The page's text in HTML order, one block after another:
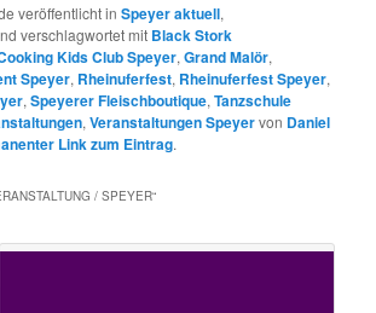
veröffentlicht inSpeyer aktuell,
verschlagwortet mit Black Stork
Kids Club Speyer,Grand Malör,
Speyer, Rheinuferfest, Rheinuferfest Speyer,
,Speyerer Fleischboutique,Tanzschule
,Veranstaltungen Speyervon Daniel
Link zum Eintrag.
/ SPEYER“